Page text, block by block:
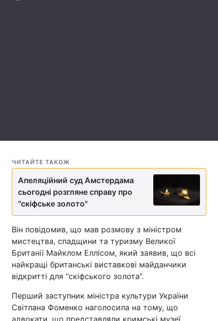
Тема оформлення
ЧИТАЙТЕ ТАКОЖ
Апеляційний суд Амстердама
сьогодні розгляне справу про
"скіфське золото"
Він повідомив, що мав розмову з міністром
мистецтва, спадщини та туризму Великої
Британії Майклом Еллісом, який заявив, що всі
найкращі британські виставкові майданчики
відкритті для “скіфського золота”.
Перший заступник міністра культури України
Світлана Фоменко наголосила на тому, що
адвокати, що представляли кримські музеї,